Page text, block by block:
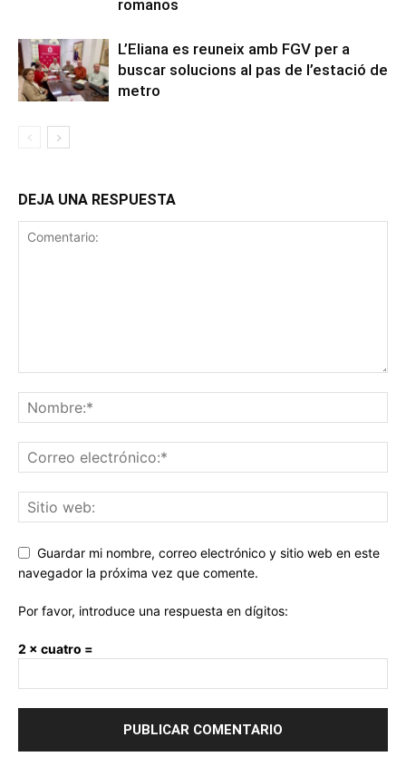
romanos
L’Eliana es reuneix amb FGV per a
buscar solucions al pas de l’estació de
metro
DEJA UNA RESPUESTA
Guardar mi nombre, correo electrónico y sitio web en este
navegador la próxima vez que comente.
Por favor, introduce una respuesta en dígitos:
2 × cuatro =